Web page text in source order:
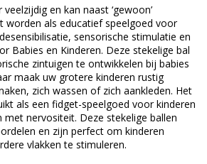
en kan naast ‘gewoon’
worden als educatief speelgoed voor
sensorische stimulatie en
Babies en Kinderen. Deze stekelige bal
zintuigen te ontwikkelen bij babies
maak uw grotere kinderen rustig
zich wassen of zich aankleden. Het
als een fidget-speelgoed voor kinderen
met nervositeit. Deze stekelige ballen
en zijn perfect om kinderen
vlakken te stimuleren.